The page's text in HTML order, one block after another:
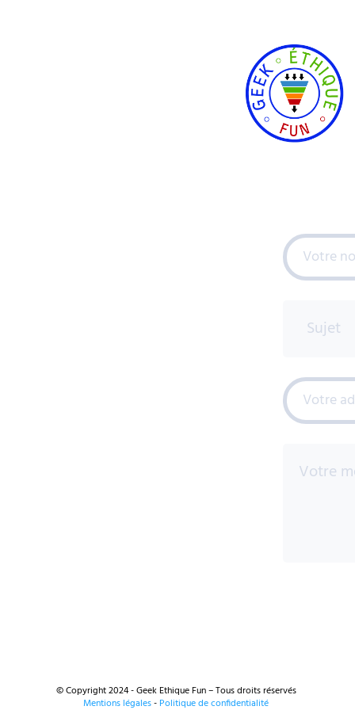
© Copyright 2024 - Geek Ethique Fun – Tous droits réservés
Mentions légales- Politique de confidentialité